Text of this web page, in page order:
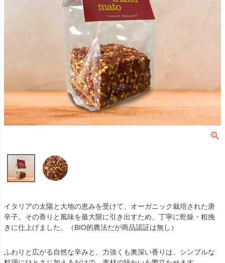
イタリアの太陽と大地の恵みを受けて、オーガニック栽培された唐
辛子。その香りと風味を最大限に引き出すため、丁寧に乾燥・粗挽
きに仕上げました。（BIO的農法だが商品認証は無し）
ふわりと広がる自然な辛みと、力強くも奥深い香りは、シンプルな